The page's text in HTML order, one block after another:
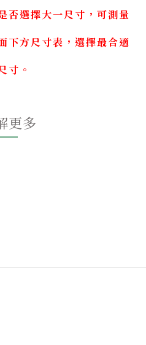
否選擇大一尺寸，可測量
下方尺寸表，選擇最合適
寸。
更多